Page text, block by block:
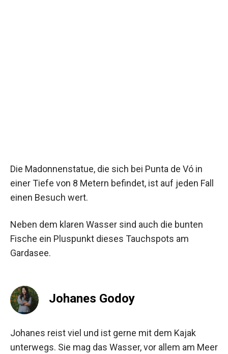
Die Madonnenstatue, die sich bei Punta de Vó in
einer Tiefe von 8 Metern befindet, ist auf jeden Fall
einen Besuch wert.
Neben dem klaren Wasser sind auch die bunten
Fische ein Pluspunkt dieses Tauchspots am
Gardasee.
Johanes Godoy
Johanes reist viel und ist gerne mit dem Kajak
unterwegs. Sie mag das Wasser, vor allem am Meer